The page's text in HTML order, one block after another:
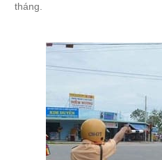
tháng.